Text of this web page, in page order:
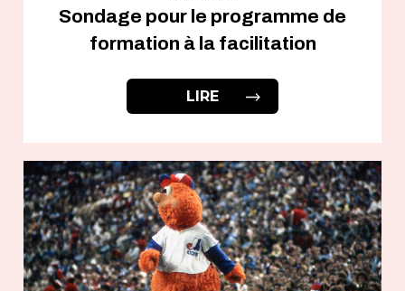
Sondage pour le programme de
formation à la facilitation
LIRE